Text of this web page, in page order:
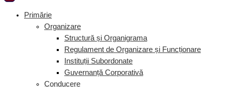
Primărie
Organizare
Structură și Organigrama
Regulament de Organizare și Funcționare
Instituții Subordonate
Guvernanță Corporativă
Conducere